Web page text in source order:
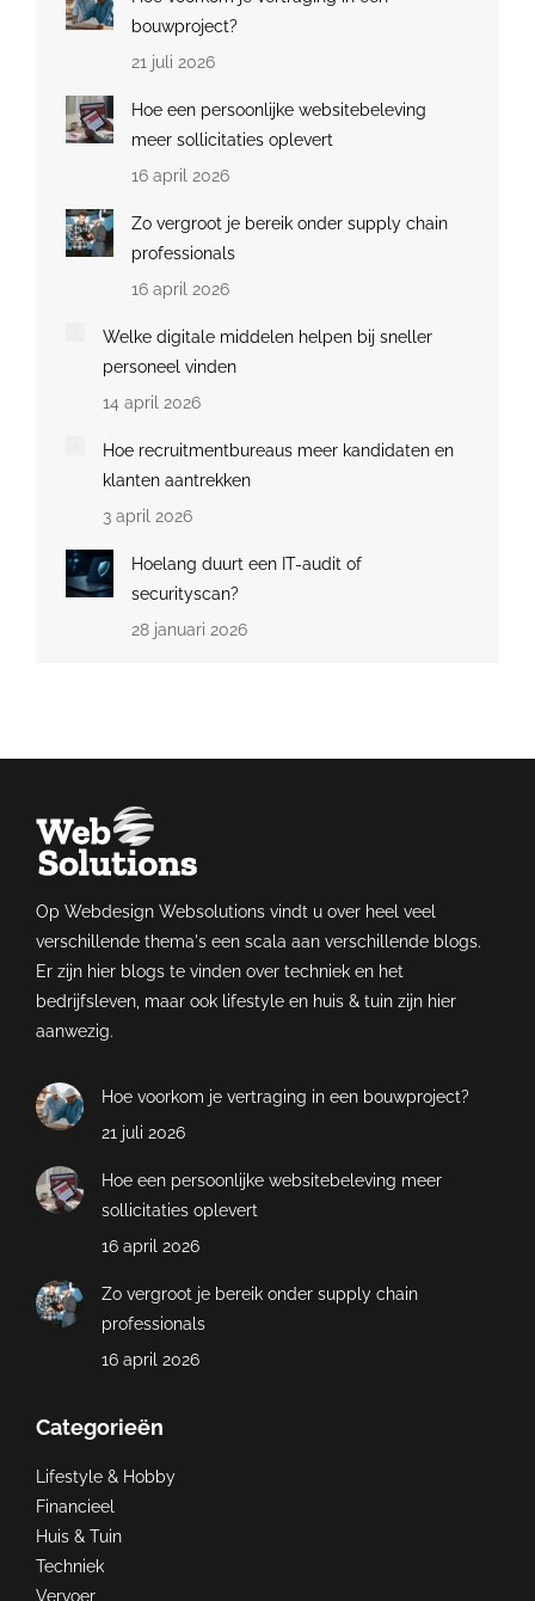
bouwproject?
21 juli 2026
Hoe een persoonlijke websitebeleving
meer sollicitaties oplevert
16 april 2026
Zo vergroot je bereik onder supply chain
professionals
16 april 2026
Welke digitale middelen helpen bij sneller
personeel vinden
14 april 2026
Hoe recruitmentbureaus meer kandidaten en
klanten aantrekken
3 april 2026
Hoelang duurt een IT-audit of
securityscan?
28 januari 2026
Op Webdesign Websolutions vindt u over heel veel
verschillende thema's een scala aan verschillende blogs.
Er zijn hier blogs te vinden over techniek en het
bedrijfsleven, maar ook lifestyle en huis & tuin zijn hier
aanwezig.
Hoe voorkom je vertraging in een bouwproject?
21 juli 2026
Hoe een persoonlijke websitebeleving meer
sollicitaties oplevert
16 april 2026
Zo vergroot je bereik onder supply chain
professionals
16 april 2026
Categorieën
Lifestyle & Hobby
Financieel
Huis & Tuin
Techniek
Vervoer